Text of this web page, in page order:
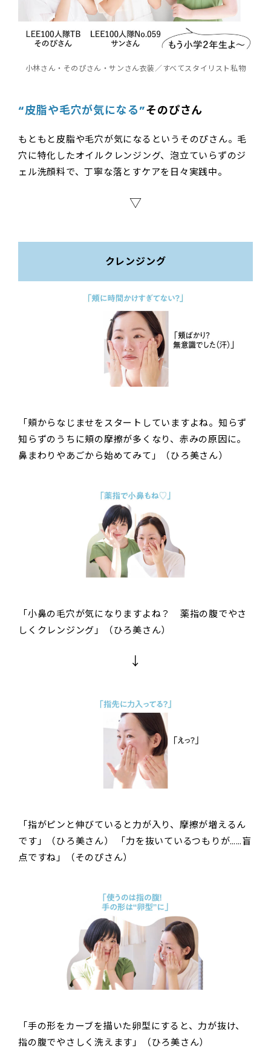
小林さん・そのぴさん・サンさん衣装／すべてスタイリスト私物
“皮脂や毛穴が気になる”そのぴさん
もともと皮脂や毛穴が気になるというそのぴさん。毛
穴に特化したオイルクレンジング、泡立ていらずのジ
ェル洗顔料で、丁寧な落とすケアを日々実践中。
▽
クレンジング
「頬からなじませをスタートしていますよね。知らず
知らずのうちに頬の摩擦が多くなり、赤みの原因に。
鼻まわりやあごから始めてみて」（ひろ美さん）
「小鼻の毛穴が気になりますよね？ 薬指の腹でやさ
しくクレンジング」（ひろ美さん）
↓
「指がピンと伸びていると力が入り、摩擦が増えるん
です」（ひろ美さん） 「力を抜いているつもりが……盲
点ですね」（そのぴさん）
「手の形をカーブを描いた卵型にすると、力が抜け、
指の腹でやさしく洗えます」（ひろ美さん）